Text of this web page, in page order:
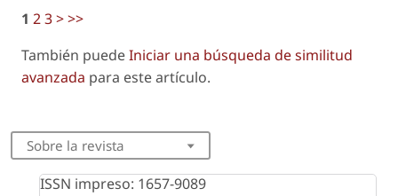
1 23>>>
También puedeIniciar una búsqueda de similitud
avanzada para este artículo.
Sobre la revista
ISSN impreso: 1657-9089